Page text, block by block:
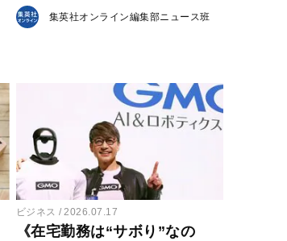
集英社オンライン編集部ニュース班
ビジネス 2026.07.17
《在宅勤務は“サボり”なの